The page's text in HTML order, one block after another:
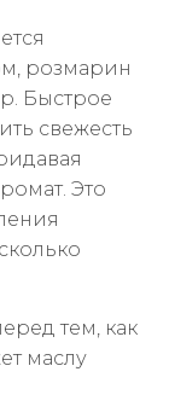
розмарин
Быстрое
свежесть
Это
тем, как
маслу